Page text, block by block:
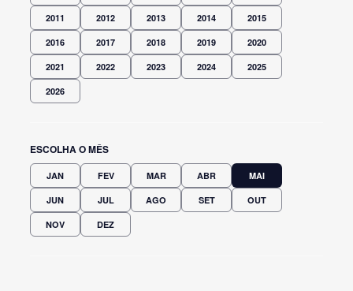
2011 2012 2013 2014 2015
2016 2017 2018 2019 2020
2021 2022 2023 2024 2025
2026
ESCOLHA O MÊS
JAN FEV MAR ABR MAI
JUN JUL AGO SET OUT
NOV DEZ